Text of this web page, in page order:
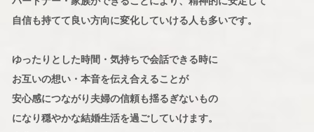
自信も持てて良い方向に変化していける人も多いです。
ゆったりとした時間・気持ちで会話できる時に
お互いの想い・本音を伝え合えることが
安心感につながり夫婦の信頼も揺るぎないもの
になり穏やかな結婚生活を過ごしていけます。